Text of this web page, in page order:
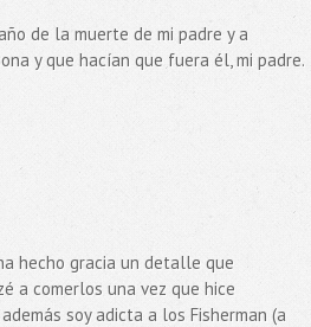
de la muerte de mi padre y a
y que hacían que fuera él, mi padre.
hecho gracia un detalle que
a comerlos una vez que hice
soy adicta a los Fisherman (a